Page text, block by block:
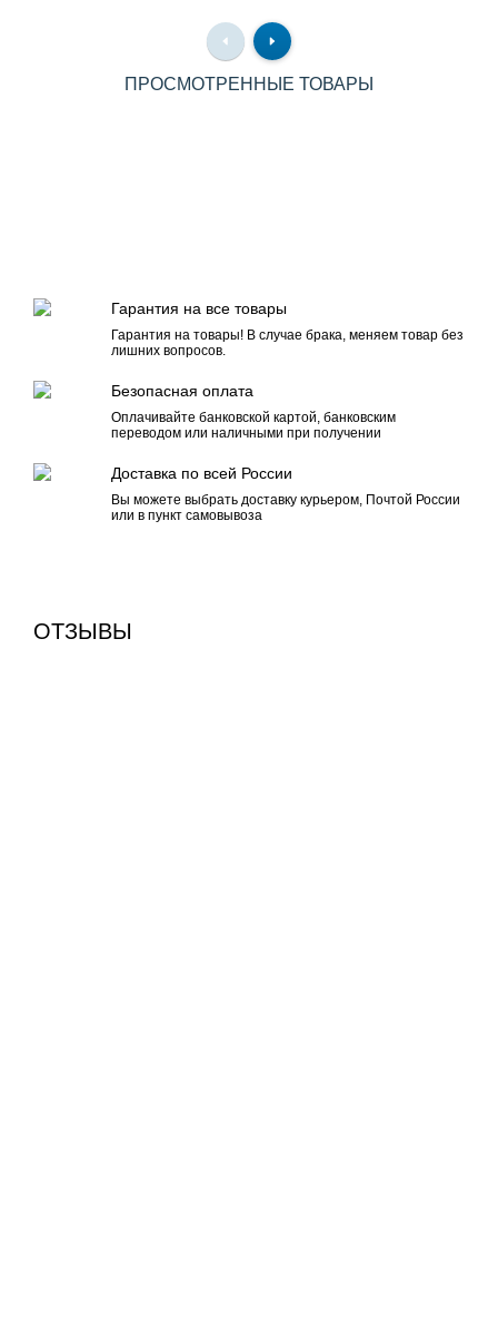
ПРОСМОТРЕННЫЕ ТОВАРЫ
Гарантия на все товары
Гарантия на товары! В случае брака, меняем товар без
лишних вопросов.
Безопасная оплата
Оплачивайте банковской картой, банковским
переводом или наличными при получении
Доставка по всей России
Вы можете выбрать доставку курьером, Почтой России
или в пункт самовывоза
ОТЗЫВЫ